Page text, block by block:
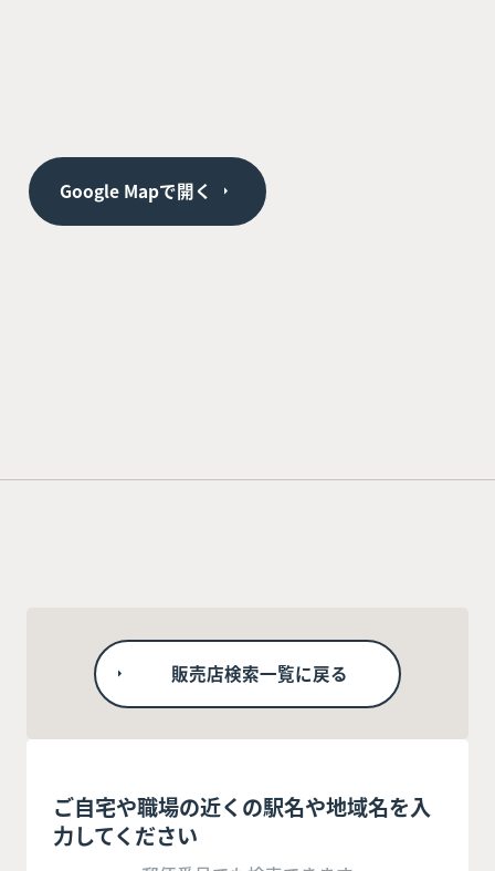
Google Mapで開く
販売店検索一覧に戻る
ご自宅や職場の近くの駅名や地域名を入
力してください